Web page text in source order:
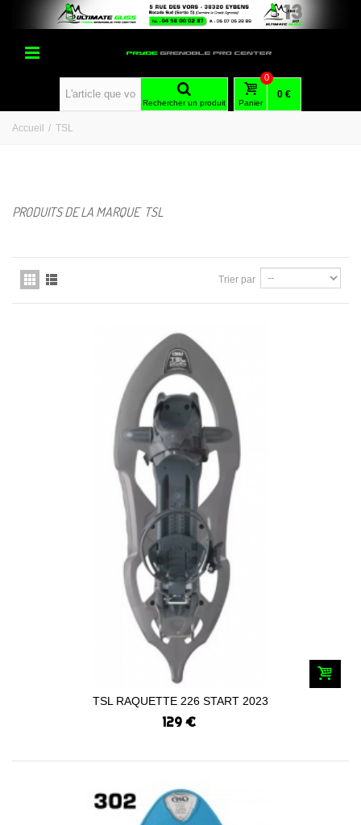
Rechercher un produit Panier
0
0 €
Accueil / TSL
PRODUITS DE LA MARQUE TSL
Trier par
TSL RAQUETTE 226 START 2023
129 €